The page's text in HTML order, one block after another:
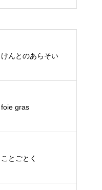
んとのあらそい
gras
とごとく